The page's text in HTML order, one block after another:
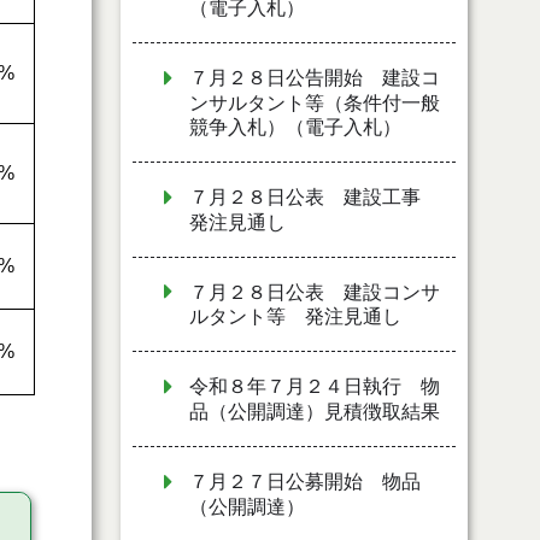
（電子入札）
７月２８日公告開始 建設コ
ンサルタント等（条件付一般
競争入札）（電子入札）
７月２８日公表 建設工事
発注見通し
７月２８日公表 建設コンサ
ルタント等 発注見通し
令和８年７月２４日執行 物
品（公開調達）見積徴取結果
７月２７日公募開始 物品
（公開調達）